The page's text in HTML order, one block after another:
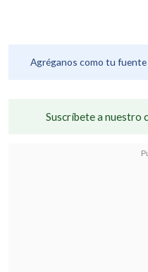
Agréganos como tu fuente
Suscríbete a nuestro